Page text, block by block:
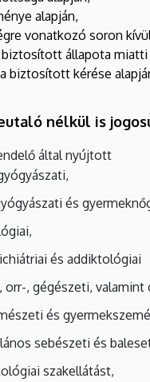
alapján,
vonatkozó soron
biztosított állapota
biztosított kérése
nélkül is
által nyújtott
és
és addiktológiai
orr-, gégészeti,
és
sebészeti és
szakellátást,